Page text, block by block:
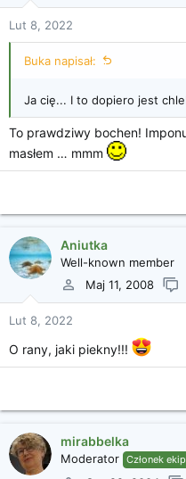
Lut 8, 2022
Buka napisał:
Ja cię... I to dopiero jest
To prawdziwy bochen!
masłem … mmm
Aniutka
Well-known member
Maj 11, 2008
Lut 8, 2022
O rany, jaki piekny!!!
mirabbelka
Moderator Członek